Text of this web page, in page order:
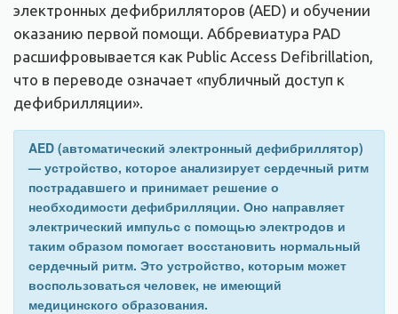
электронных дефибрилляторов (AED) и обучении
оказанию первой помощи. Аббревиатура PAD
расшифровывается как Public Access Defibrillation,
что в переводе означает «публичный доступ к
дефибрилляции».
AED (автоматический электронный дефибриллятор)
— устройство, которое анализирует сердечный ритм
пострадавшего и принимает решение о
необходимости дефибрилляции. Оно направляет
электрический импульс с помощью электродов и
таким образом помогает восстановить нормальный
сердечный ритм. Это устройство, которым может
воспользоваться человек, не имеющий
медицинского образования.